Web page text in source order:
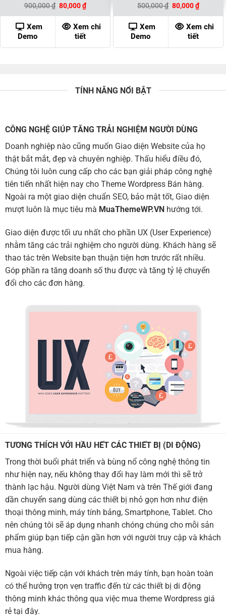
900,000₫ Giá
gốc
là:
900,000 ₫.
80,000₫Giá
hiện
tại
là:
80,000 ₫.
Xem
Demo
Xem chi
tiết
500,000₫ Giá
gốc
là:
500,000 ₫.
80,000₫Giá
hiện
tại
là:
80,000
Xem
Demo
Xem chi
tiết
TÍNH NĂNG NỔI BẬT
CÔNG NGHỆ GIÚP TĂNG TRẢI NGHIỆM NGƯỜI DÙNG
Doanh nghiệp nào cũng muốn Giao diện Website của họ
thật bắt mắt, đẹp và chuyên nghiệp. Thấu hiểu điều đó,
Chúng tôi luôn cung cấp cho các bạn giải pháp công nghệ
tiên tiến nhất hiện nay cho Theme Wordpress Bán hàng.
Ngoài ra một giao diện chuẩn SEO, bảo mật tốt, Giao diện
mượt luôn là mục tiêu mà MuaThemeWP.VN hướng tới.
Giao diện được tối ưu nhất cho phần UX (User Experience)
nhằm tăng các trải nghiệm cho người dùng. Khách hàng sẽ
thao tác trên Website bạn thuận tiện hơn trước rất nhiều.
Góp phần ra tăng doanh số thu được và tăng tỷ lệ chuyển
đổi cho các đơn hàng.
TƯƠNG THÍCH VỚI HẦU HẾT CÁC THIẾT BỊ (DI ĐỘNG)
Trong thời buổi phát triển và bùng nổ công nghệ thông tin
như hiện nay, nếu không thay đổi hay làm mới thì sẽ trở
thành lạc hậu. Người dùng Việt Nam và trên Thế giới đang
dần chuyển sang dùng các thiết bị nhỏ gọn hơn như điện
thoại thông minh, máy tính bảng, Smartphone, Tablet. Cho
nên chúng tôi sẽ áp dụng nhanh chóng chúng cho mỗi sản
phẩm giúp bạn tiếp cận gần hơn với người truy cập và khách
mua hàng.
Ngoài việc tiếp cận với khách trên máy tính, bạn hoàn toàn
có thể hưởng trọn vẹn traffic đến từ các thiết bị di động
thông minh khác thông qua việc mua theme Wordpress giá
rẻ tại đây.